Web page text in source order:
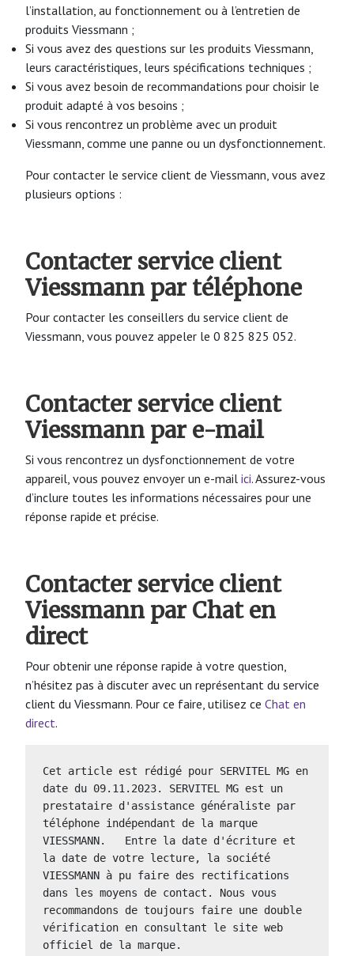
l’installation, au fonctionnement ou à l’entretien de
produits Viessmann ;
Si vous avez des questions sur les produits Viessmann,
leurs caractéristiques, leurs spécifications techniques ;
Si vous avez besoin de recommandations pour choisir le
produit adapté à vos besoins ;
Si vous rencontrez un problème avec un produit
Viessmann, comme une panne ou un dysfonctionnement.
Pour contacter le service client de Viessmann, vous avez
plusieurs options :
Contacter service client
Viessmann par téléphone
Pour contacter les conseillers du service client de
Viessmann, vous pouvez appeler le 0 825 825 052.
Contacter service client
Viessmann par e-mail
Si vous rencontrez un dysfonctionnement de votre
appareil, vous pouvez envoyer un e-mail ici. Assurez-vous
d’inclure toutes les informations nécessaires pour une
réponse rapide et précise.
Contacter service client
Viessmann par Chat en
direct
Pour obtenir une réponse rapide à votre question,
n’hésitez pas à discuter avec un représentant du service
client du Viessmann. Pour ce faire, utilisez ce Chat en
direct.
Cet article est rédigé pour SERVITEL MG en
date du 09.11.2023. SERVITEL MG est un
prestataire d'assistance généraliste par
téléphone indépendant de la marque
VIESSMANN.   Entre la date d'écriture et
la date de votre lecture, la société
VIESSMANN à pu faire des rectifications
dans les moyens de contact. Nous vous
recommandons de toujours faire une double
vérification en consultant le site web
officiel de la marque.